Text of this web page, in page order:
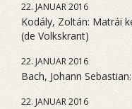
22. JANUAR 2016
Kodály, Zoltán: Matrái
(de Volkskrant)
22. JANUAR 2016
Bach, Johann
22. JANUAR 2016